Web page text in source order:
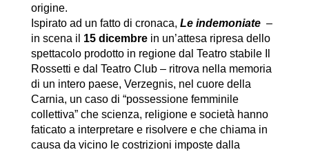
origine.
Ispirato ad un fatto di cronaca, Le indemoniate–
in scena il 15 dicembrein un’attesa ripresa dello
spettacolo prodotto in regione dal Teatro stabile Il
Rossetti e dal Teatro Club – ritrova nella memoria
di un intero paese, Verzegnis, nel cuore della
Carnia, un caso di “possessione femminile
collettiva” che scienza, religione e società hanno
faticato a interpretare e risolvere e che chiama in
causa da vicino le costrizioni imposte dalla